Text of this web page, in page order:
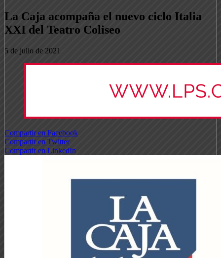
La Caja acompaña el nuevo ciclo Italia
XXI del Teatro Coliseo
5 de julio de 2021
Compartir en Facebook
Compartir en Twitter
Compartir en LinkedIn